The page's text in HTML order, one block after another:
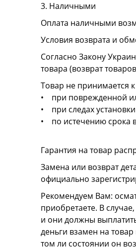
3. Наличными
Оплата наличными
Условия возврата и
Согласно Закону
товара (возврат
Товар не принимается к
• при поврежденной
• при следах
• по истечению срока
Гарантия на товар
Замена или возврат
официально
Рекомендуем Вам:
приобретаете. В
и они должны
деньги взамен на
том ли состоянии он